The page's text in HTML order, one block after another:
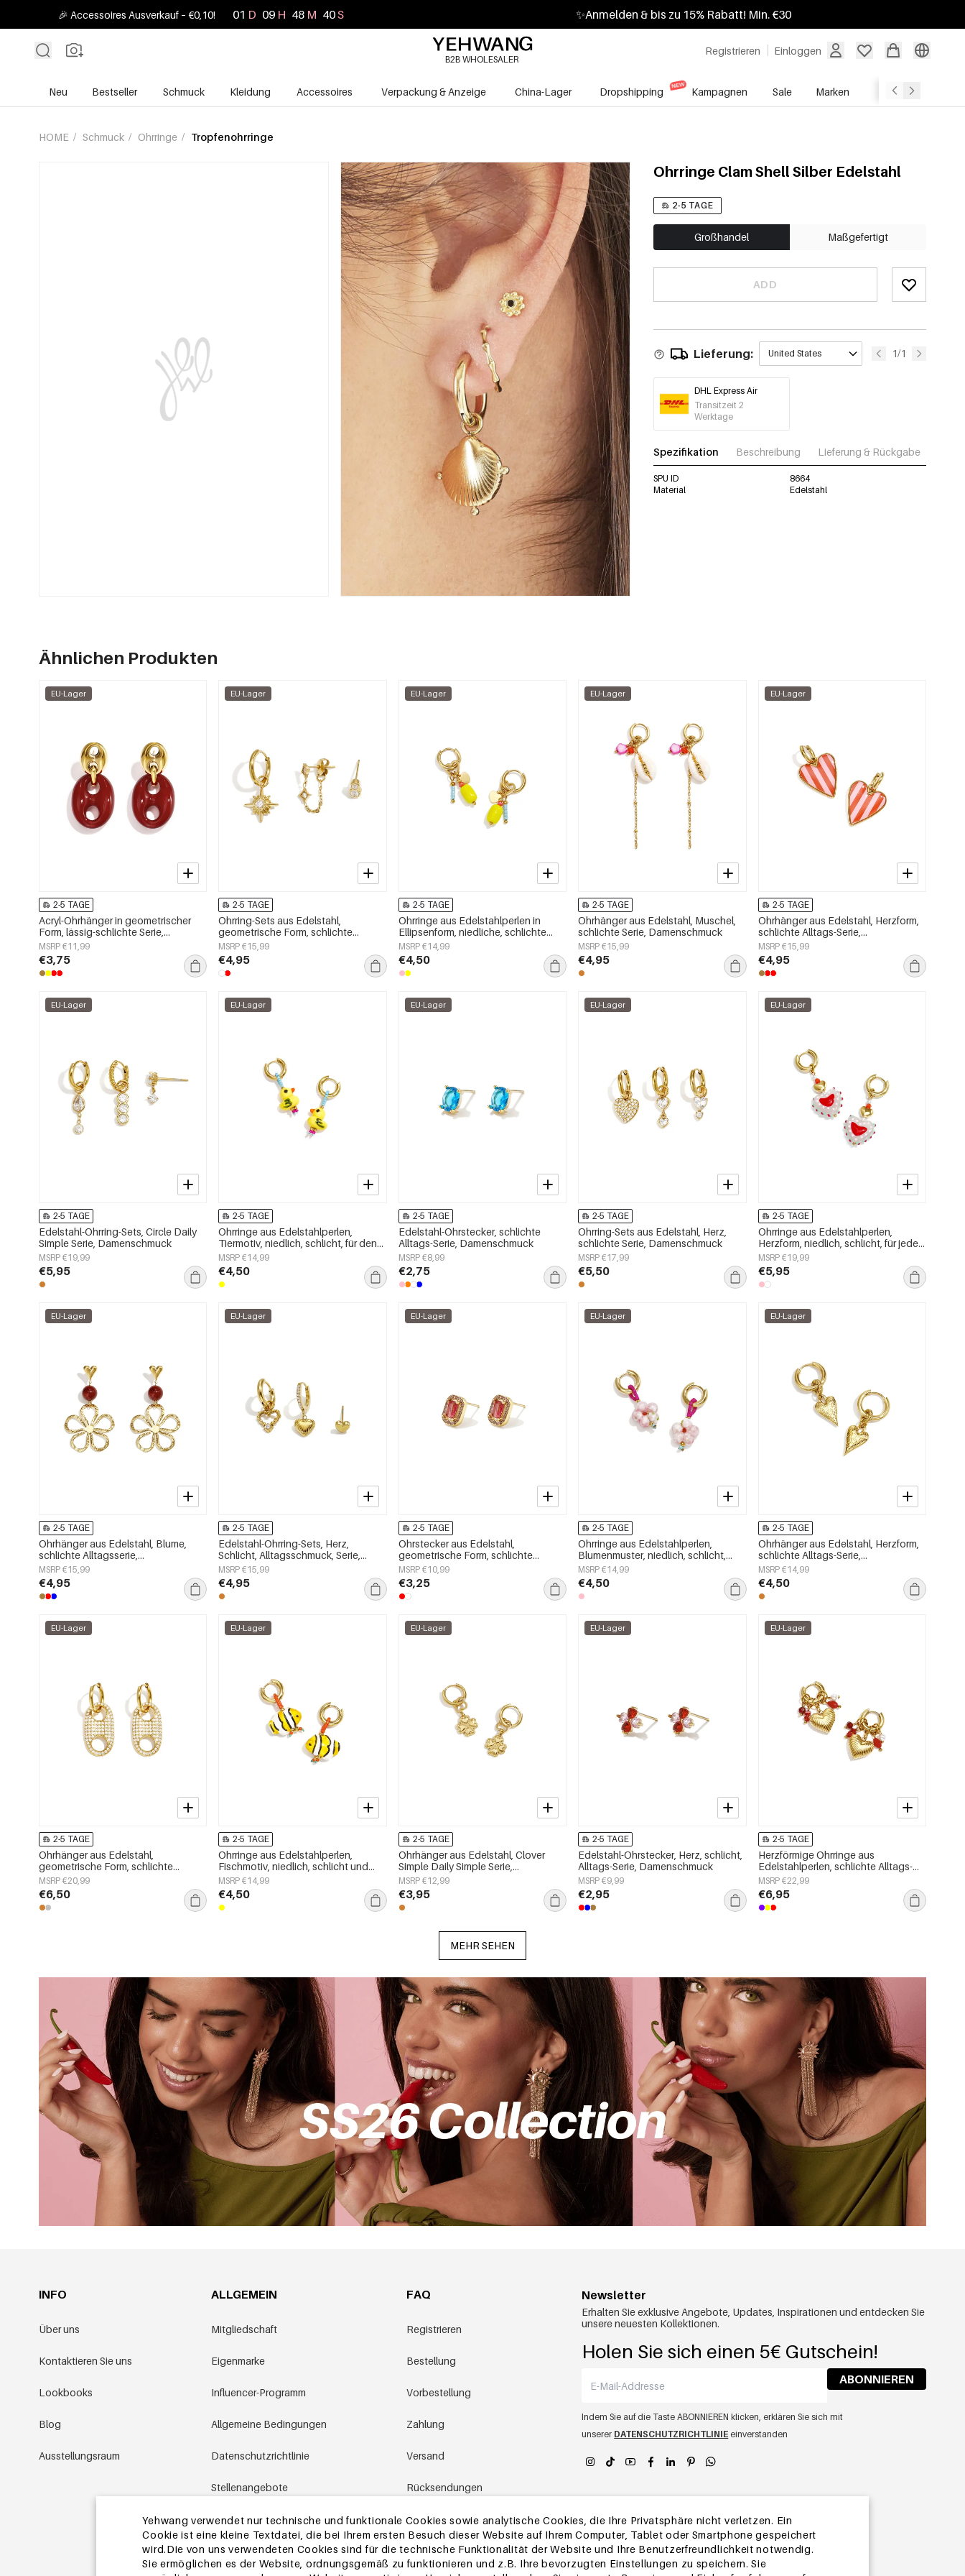
🎉 Accessoires Ausverkauf – €0,10! 01 D 09 H 48 M 39S ✨Anmelden & bis zu 15% Rabatt! Min. €30
Registrieren Einloggen
B2B WHOLESALER
Neu Bestseller Schmuck Kleidung Accessoires Verpackung & Anzeige China-Lager Dropshipping Kampagnen Sale Marken
Yehwang verwendet nur technische und funktionale Cookies sowie analytische Cookies, die Ihre Privatsphäre nicht verletzen. Ein
Cookie ist eine kleine Textdatei, die bei Ihrem ersten Besuch dieser Website auf Ihrem Computer, Tablet oder Smartphone gespeichert
wird.Die von uns verwendeten Cookies sind für die technische Funktionalität der Website und Ihre Benutzerfreundlichkeit notwendig.
Sie ermöglichen es der Website, ordnungsgemäß zu funktionieren und z.B. Ihre bevorzugten Einstellungen zu speichern. Sie
HOME / Schmuck / Ohrringe / Tropfenohrringe
Ohrringe Clam Shell Silber Edelstahl
2-5 TAGE
Großhandel Maßgefertigt
ADD
Lieferung: United States 1/1
DHL Express Air
Transitzeit 2
Werktage
Spezifikation Beschreibung Lieferung & Rückgabe
SPU ID
8664
Material
Edelstahl
Ähnlichen Produkten
EU-Lager
2-5 TAGE
Acryl-Ohrhänger in geometrischer
Form, lässig-schlichte Serie,
Damenschmuck
MSRP €11,99
€3,75
EU-Lager
2-5 TAGE
Ohrring-Sets aus Edelstahl,
geometrische Form, schlichte
Alltags-Serie, Damenschmuck
MSRP €15,99
€4,95
EU-Lager
2-5 TAGE
Ohrringe aus Edelstahlperlen in
Ellipsenform, niedliche, schlichte
Alltags-Serie, Damenschmuck
MSRP €14,99
€4,50
EU-Lager
2-5 TAGE
Ohrhänger aus Edelstahl, Muschel,
schlichte Serie, Damenschmuck
MSRP €15,99
€4,95
EU-Lager
2-5 TAGE
Ohrhänger aus Edelstahl, Herzform,
schlichte Alltags-Serie,
Damenschmuck
MSRP €15,99
€4,95
EU-Lager
2-5 TAGE
Edelstahl-Ohrring-Sets, Circle Daily
Simple Serie, Damenschmuck
MSRP €19,99
€5,95
EU-Lager
2-5 TAGE
Ohrringe aus Edelstahlperlen,
Tiermotiv, niedlich, schlicht, für den
Alltag, Damenschmuck
MSRP €14,99
€4,50
EU-Lager
2-5 TAGE
Edelstahl-Ohrstecker, schlichte
Alltags-Serie, Damenschmuck
MSRP €8,99
€2,75
EU-Lager
2-5 TAGE
Ohrring-Sets aus Edelstahl, Herz,
schlichte Serie, Damenschmuck
MSRP €17,99
€5,50
EU-Lager
2-5 TAGE
Ohrringe aus Edelstahlperlen,
Herzform, niedlich, schlicht, für jeden
Tag, Damenschmuck
MSRP €19,99
€5,95
EU-Lager
2-5 TAGE
Ohrhänger aus Edelstahl, Blume,
schlichte Alltagsserie,
Damenschmuck
MSRP €15,99
€4,95
EU-Lager
2-5 TAGE
Edelstahl-Ohrring-Sets, Herz,
Schlicht, Alltagsschmuck, Serie,
Damenschmuck
MSRP €15,99
€4,95
EU-Lager
2-5 TAGE
Ohrstecker aus Edelstahl,
geometrische Form, schlichte
Alltags-Serie, Damenschmuck
MSRP €10,99
€3,25
EU-Lager
2-5 TAGE
Ohrringe aus Edelstahlperlen,
Blumenmuster, niedlich, schlicht,
Damenschmuck
MSRP €14,99
€4,50
EU-Lager
2-5 TAGE
Ohrhänger aus Edelstahl, Herzform,
schlichte Alltags-Serie,
Damenschmuck
MSRP €14,99
€4,50
EU-Lager
2-5 TAGE
Ohrhänger aus Edelstahl,
geometrische Form, schlichte
Alltags-Serie, Damenschmuck
MSRP €20,99
€6,50
EU-Lager
2-5 TAGE
Ohrringe aus Edelstahlperlen,
Fischmotiv, niedlich, schlicht und
elegant, Damenschmuck
MSRP €14,99
€4,50
EU-Lager
2-5 TAGE
Ohrhänger aus Edelstahl, Clover
Simple Daily Simple Serie,
Damenschmuck
MSRP €12,99
€3,95
EU-Lager
2-5 TAGE
Edelstahl-Ohrstecker, Herz, schlicht,
Alltags-Serie, Damenschmuck
MSRP €9,99
€2,95
EU-Lager
2-5 TAGE
Herzförmige Ohrringe aus
Edelstahlperlen, schlichte Alltags-
Serie, Damenschmuck
MSRP €22,99
€6,95
MEHR SEHEN
INFO
Über uns
Kontaktieren Sie uns
Lookbooks
Blog
Ausstellungsraum
ALLGEMEIN
Mitgliedschaft
Eigenmarke
Influencer-Programm
Allgemeine Bedingungen
Datenschutzrichtlinie
Stellenangebote
Aktionsbedingungen
Sitemap
FAQ
Registrieren
Bestellung
Vorbestellung
Zahlung
Versand
Rücksendungen
Lager in China
Andere Fragen
Newsletter
Erhalten Sie exklusive Angebote, Updates, Inspirationen und entdecken Sie
unsere neuesten Kollektionen.
Holen Sie sich einen 5€ Gutschein!
ABONNIEREN
Indem Sie auf die Taste ABONNIEREN klicken, erklären Sie sich mit
unserer DATENSCHUTZRICHTLINIE einverstanden
YEHWANG app